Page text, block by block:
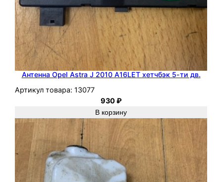
Антенна Opel Astra J 2010 A16LET хетчбэк 5-ти дв.
Артикул товара: 13077
930₽
В корзину